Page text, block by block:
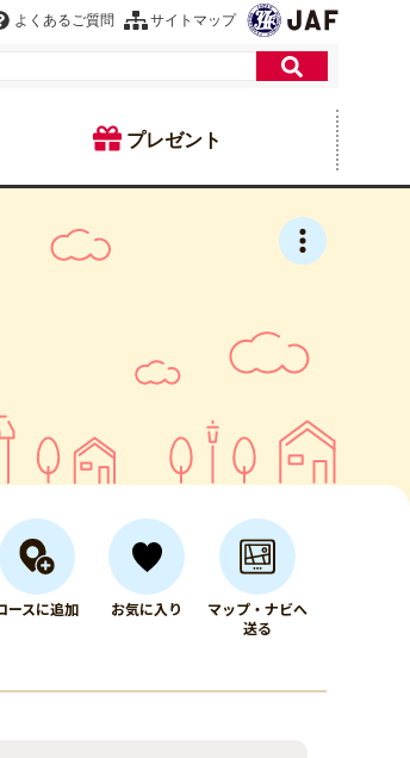
よくあるご質問 サイトマップ
プレゼント
ースに追加 お気に入り
マップ・ナビへ
送る